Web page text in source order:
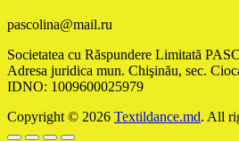
pascolina@mail.ru
Societatea cu Răspundere Limitată
Adresa juridica mun. Chişinău, sec.
IDNO: 1009600025979
Copyright © 2026 Textildance.md. All